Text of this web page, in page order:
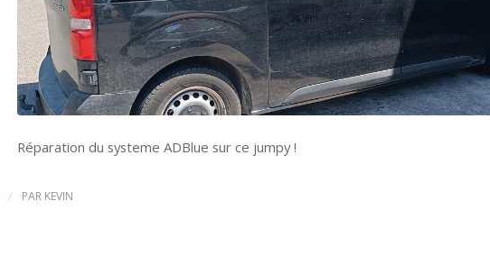
Réparation du systeme ADBlue sur ce jumpy !
/ PAR KEVIN